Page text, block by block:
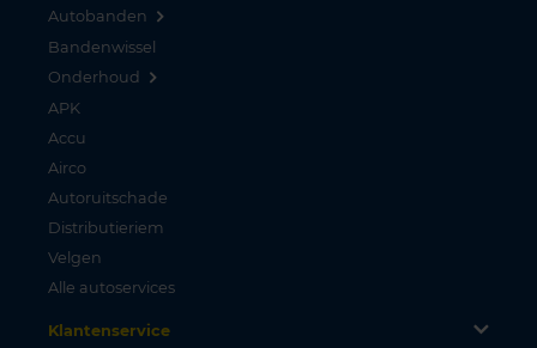
Autobanden
Bandenwissel
Onderhoud
APK
Accu
Airco
Autoruitschade
Distributieriem
Velgen
Alle autoservices
Klantenservice